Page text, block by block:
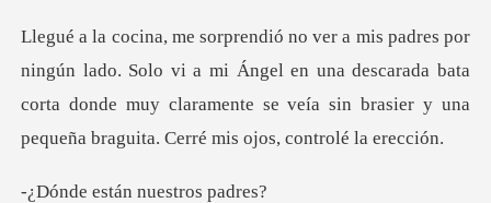
lo vi a mi Ángel en una descarada bata
corta donde muy claramente se veía
tán nuestr